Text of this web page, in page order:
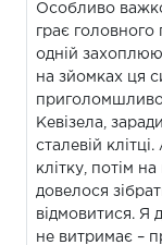
Особливо
грає
одній
на зйомках ця
Кевізела,
сталевій
клітку, потім
довелося
відмовитися. Я
не витримає –